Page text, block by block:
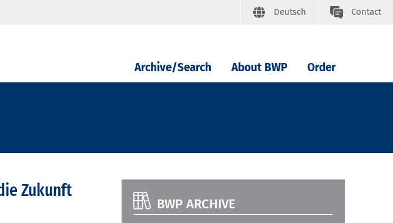
Deutsch Contact
Archive/Search About BWP Order
Zukunft
BWP ARCHIVE